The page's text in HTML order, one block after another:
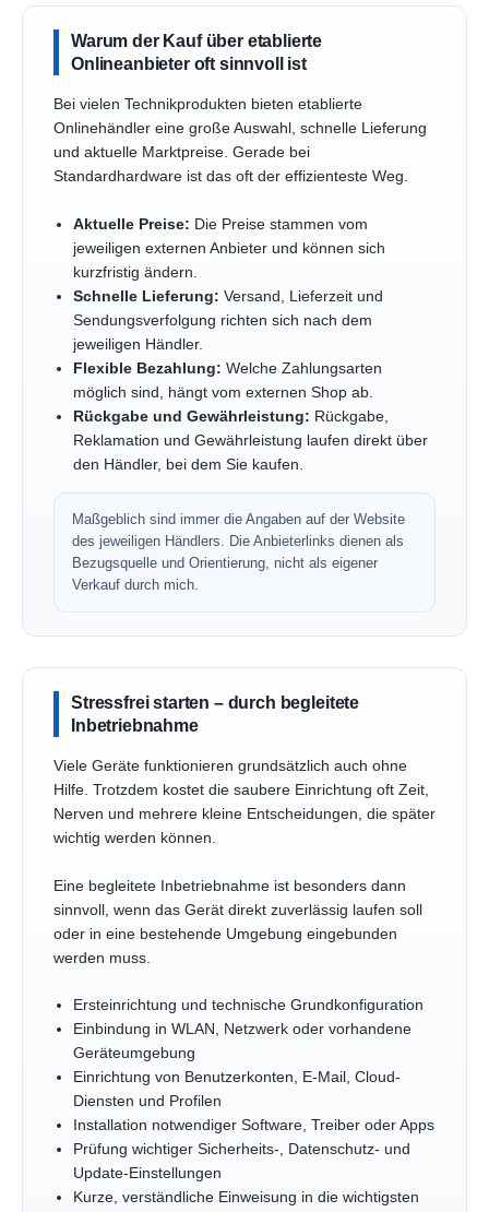
Warum der Kauf über etablierte
Onlineanbieter oft sinnvoll ist
Bei vielen Technikprodukten bieten etablierte
Onlinehändler eine große Auswahl, schnelle Lieferung
und aktuelle Marktpreise. Gerade bei
Standardhardware ist das oft der effizienteste Weg.
Aktuelle Preise: Die Preise stammen vom
jeweiligen externen Anbieter und können sich
kurzfristig ändern.
Schnelle Lieferung: Versand, Lieferzeit und
Sendungsverfolgung richten sich nach dem
jeweiligen Händler.
Flexible Bezahlung: Welche Zahlungsarten
möglich sind, hängt vom externen Shop ab.
Rückgabe und Gewährleistung: Rückgabe,
Reklamation und Gewährleistung laufen direkt über
den Händler, bei dem Sie kaufen.
Maßgeblich sind immer die Angaben auf der Website
des jeweiligen Händlers. Die Anbieterlinks dienen als
Bezugsquelle und Orientierung, nicht als eigener
Verkauf durch mich.
Stressfrei starten – durch begleitete
Inbetriebnahme
Viele Geräte funktionieren grundsätzlich auch ohne
Hilfe. Trotzdem kostet die saubere Einrichtung oft Zeit,
Nerven und mehrere kleine Entscheidungen, die später
wichtig werden können.
Eine begleitete Inbetriebnahme ist besonders dann
sinnvoll, wenn das Gerät direkt zuverlässig laufen soll
oder in eine bestehende Umgebung eingebunden
werden muss.
Ersteinrichtung und technische Grundkonfiguration
Einbindung in WLAN, Netzwerk oder vorhandene
Geräteumgebung
Einrichtung von Benutzerkonten, E-Mail, Cloud-
Diensten und Profilen
Installation notwendiger Software, Treiber oder Apps
Prüfung wichtiger Sicherheits-, Datenschutz- und
Update-Einstellungen
Kurze, verständliche Einweisung in die wichtigsten